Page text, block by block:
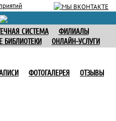
СИСТЕМА
ФИЛИАЛЫ
БИБЛИОТЕКИ ОНЛАЙН-УСЛУГИ
ФОТОГАЛЕРЕЯ
ОТЗЫВЫ